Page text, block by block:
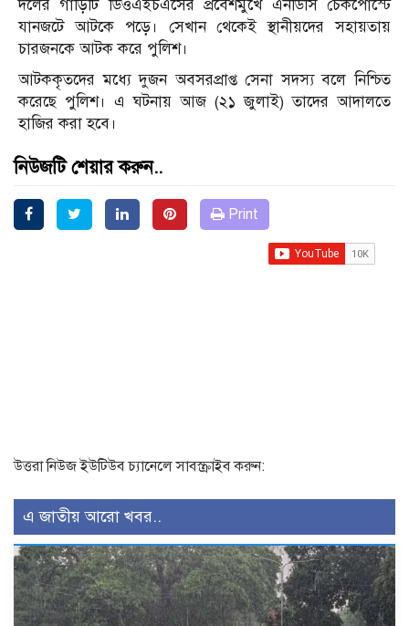
দলের গাড়িটি ডিওএইচএসের প্রবেশমুখে এনডিসি চেকপোস্টে
যানজটে আটকে পড়ে। সেখান থেকেই স্থানীয়দের সহায়তায়
চারজনকে আটক করে পুলিশ।
আটককৃতদের মধ্যে দুজন অবসরপ্রাপ্ত সেনা সদস্য বলে নিশ্চিত
করেছে পুলিশ। এ ঘটনায় আজ (২১ জুলাই) তাদের আদালতে
হাজির করা হবে।
নিউজটি শেয়ার করুন..
Print
উত্তরা নিউজ ইউটিউব চ্যানেলে সাবস্ক্রাইব করুন:
এ জাতীয় আরো খবর..